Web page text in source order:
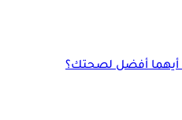
أيهما أفضل لصحتك؟